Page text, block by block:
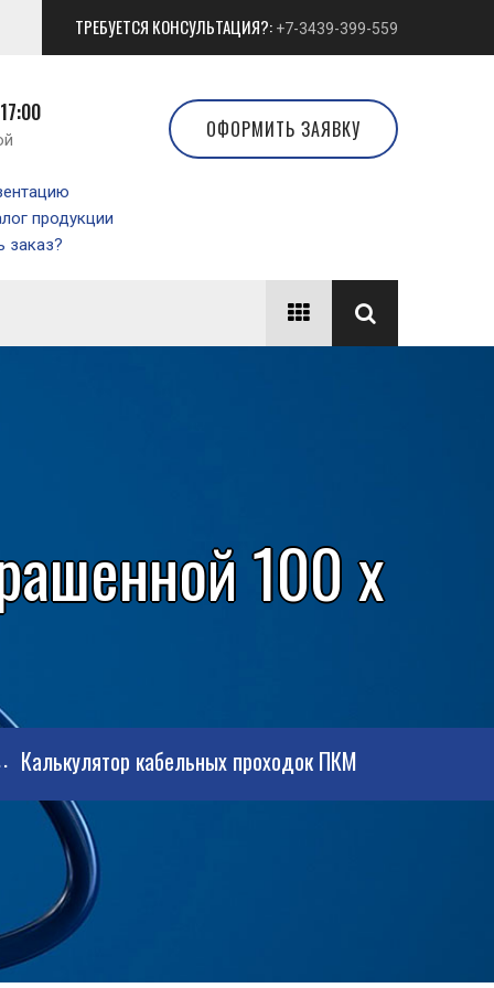
ТРЕБУЕТСЯ КОНСУЛЬТАЦИЯ?: +7-3439-399-559
продукции
заказ?
ОФОРМИТЬ ЗАЯВКУ
100 x
Калькулятор кабельных проходок ПКМ